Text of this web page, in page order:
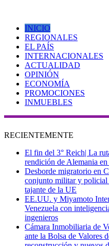
INICIO
REGIONALES
EL PAÍS
INTERNACIONALES
ACTUALIDAD
OPINIÓN
ECONOMÍA
PROMOCIONES
INMUEBLES
RECIENTEMENTE
El fin del 3° Reich| La
rendición de Alemania
Desborde migratorio en
conjunto militar y policial
tajante de la UE
EE.UU. y Miyamoto
Venezuela con
ingenieros
Cámara Inmobiliaria de
ante la Bolsa de Valores